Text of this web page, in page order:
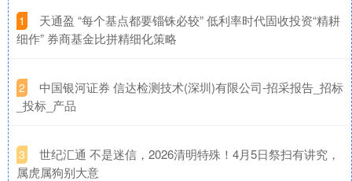
1
​天通盈 “每个基点都要锱铢必较” 低利率时代固收投资“精耕
细作” 券商基金比拼精细化策略
2
​中国银河证券 信达检测技术(深圳)有限公司-招采报告_招标
_投标_产品
3
​世纪汇通 不是迷信，2026清明特殊！4月5日祭扫有讲究，
属虎属狗别大意